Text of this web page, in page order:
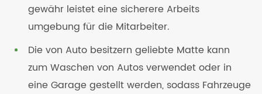
gewähr leistet eine sicherere Arbeits
umgebung für die Mitarbeiter.
Die von Auto besitzern geliebte Matte kann
zum Waschen von Autos verwendet oder in
eine Garage gestellt werden, sodass Fahrzeuge